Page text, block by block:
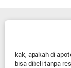
kak, apakah di
bisa dibeli tanpa